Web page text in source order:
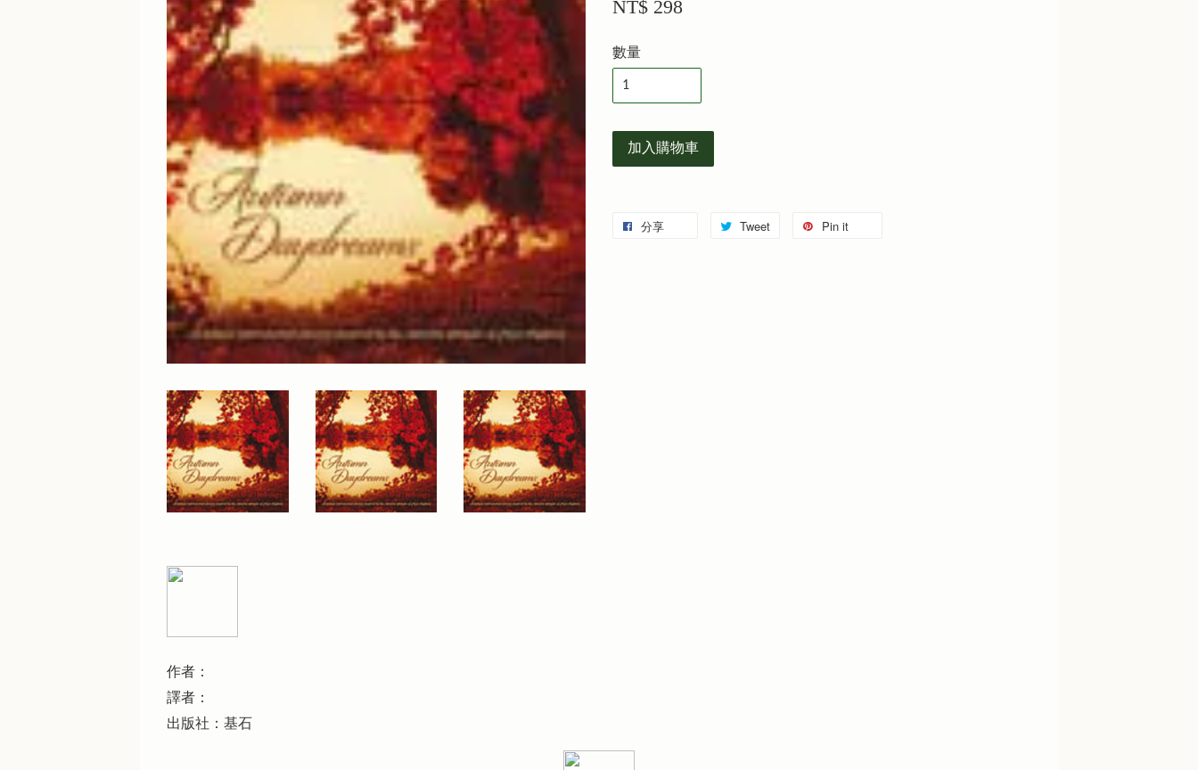
NT$ 298
數量
加入購物車
分享 Tweet Pin it
作者：
譯者：
出版社：基石